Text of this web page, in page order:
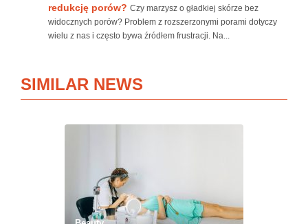
redukcję porów? Czy marzysz o gładkiej skórze bez
widocznych porów? Problem z rozszerzonymi porami dotyczy
wielu z nas i często bywa źródłem frustracji. Na...
SIMILAR NEWS